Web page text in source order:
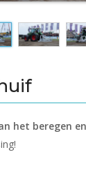
het beregen